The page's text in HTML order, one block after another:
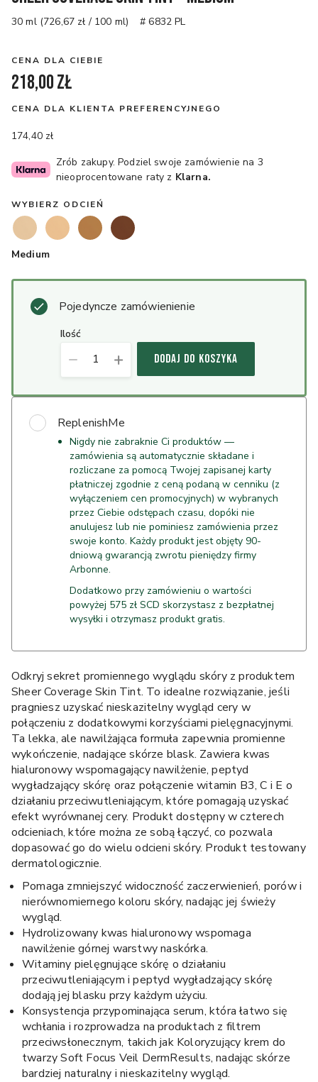
30 ml (726,67 zł / 100 ml) # 6832 PL
CENA DLA CIEBIE
218,00 zł
CENA DLA KLIENTA PREFERENCYJNEGO
174,40 zł
Zrób zakupy. Podziel swoje zamówienie na 3
nieoprocentowane raty z Klarna.
WYBIERZ ODCIEŃ
Medium
Pojedyncze zamówienienie
ilość
1 DODAJ DO KOSZYKA
ReplenishMe
Nigdy nie zabraknie Ci produktów —
zamówienia są automatycznie składane i
rozliczane za pomocą Twojej zapisanej karty
płatniczej zgodnie z ceną podaną w cenniku (z
wyłączeniem cen promocyjnych) w wybranych
przez Ciebie odstępach czasu, dopóki nie
anulujesz lub nie pominiesz zamówienia przez
swoje konto. Każdy produkt jest objęty 90-
dniową gwarancją zwrotu pieniędzy firmy
Arbonne.
Dodatkowo przy zamówieniu o wartości
powyżej 575 zł SCD skorzystasz z bezpłatnej
wysyłki i otrzymasz produkt gratis.
Odkryj sekret promiennego wyglądu skóry z produktem
Sheer Coverage Skin Tint. To idealne rozwiązanie, jeśli
pragniesz uzyskać nieskazitelny wygląd cery w
połączeniu z dodatkowymi korzyściami pielęgnacyjnymi.
Ta lekka, ale nawilżająca formuła zapewnia promienne
wykończenie, nadające skórze blask. Zawiera kwas
hialuronowy wspomagający nawilżenie, peptyd
wygładzający skórę oraz połączenie witamin B3, C i E o
działaniu przeciwutleniającym, które pomagają uzyskać
efekt wyrównanej cery. Produkt dostępny w czterech
odcieniach, które można ze sobą łączyć, co pozwala
dopasować go do wielu odcieni skóry. Produkt testowany
dermatologicznie.
Pomaga zmniejszyć widoczność zaczerwienień, porów i
nierównomiernego koloru skóry, nadając jej świeży
wygląd.
Hydrolizowany kwas hialuronowy wspomaga
nawilżenie górnej warstwy naskórka.
Witaminy pielęgnujące skórę o działaniu
przeciwutleniającym i peptyd wygładzający skórę
dodają jej blasku przy każdym użyciu.
Konsystencja przypominająca serum, która łatwo się
wchłania i rozprowadza na produktach z filtrem
przeciwsłonecznym, takich jak Koloryzujący krem do
twarzy Soft Focus Veil DermResults, nadając skórze
bardziej naturalny i nieskazitelny wygląd.